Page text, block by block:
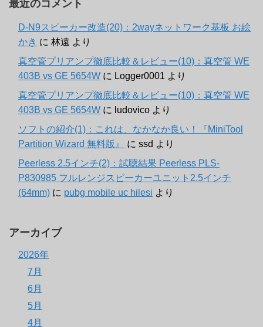
最近のコメント
D-N9スピーカー改造(20)：2wayネットワーク基板 お絵
かき に 林遠 より
真空管プリアンプ徹底比較＆レビュー(10)：真空管 WE
403B vs GE 5654W に Logger0001 より
真空管プリアンプ徹底比較＆レビュー(10)：真空管 WE
403B vs GE 5654W に ludovico より
ソフトの紹介(1)：これは、なかなか良い！『MiniTool
Partition Wizard 無料版』
に ssd より
Peerless 2.5インチ(2)：試聴結果 Peerless PLS-
P830985 フルレンジスピーカーユニット2.5インチ
(64mm) に pubg mobile uc hilesi より
アーカイブ
2026年
7月
6月
5月
4月